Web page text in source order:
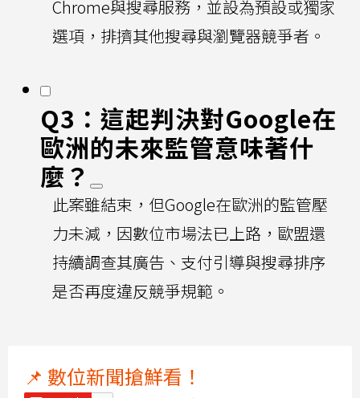
Chrome與搜尋服務，並設為預設或獨家
選項，排擠其他搜尋與瀏覽器競爭者。
Q3：這起判決對Google在
歐洲的未來監管意味著什
麼？
此案雖結束，但Google在歐洲的監管壓
力未減，因數位市場法已上路，歐盟還
持續調查其廣告、支付引導與搜尋排序
是否再度違反競爭規範。
📌 數位新聞搶鮮看！